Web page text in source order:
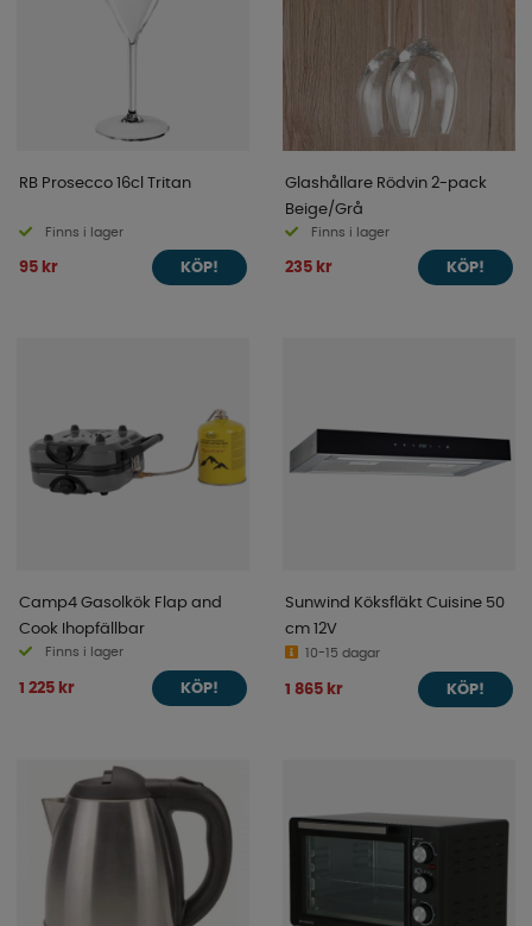
RB Prosecco 16cl Tritan
Finns i lager
95 kr KÖP!
Glashållare Rödvin 2-pack
Beige/Grå
Finns i lager
235 kr KÖP!
Camp4 Gasolkök Flap and
Cook Ihopfällbar
Finns i lager
1 225 kr KÖP!
Sunwind Köksfläkt Cuisine 50
cm 12V
10-15 dagar
1 865 kr KÖP!